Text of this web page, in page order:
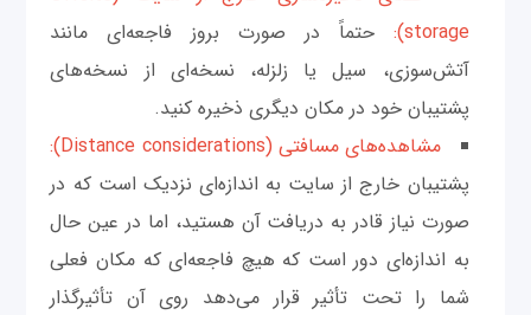
storage):
حتماً در صورت بروز فاجعه‌ای مانند
آتش‌سوزی، سیل یا زلزله، نسخه‌ای از نسخه‌های
پشتیبان خود در مکان دیگری ذخیره کنید.
مشاهده‌های مسافتی (Distance considerations):
پشتیبان خارج از سایت به اندازه‌ای نزدیک است که در
صورت نیاز قادر به دریافت آن هستید، اما در عین حال
به اندازه‌ای دور است که هیچ فاجعه‌ای که مکان فعلی
شما را تحت تأثیر قرار می‌دهد روی آن تأثیرگذار